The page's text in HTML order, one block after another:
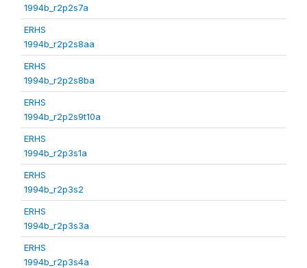
1994b_r2p2s7a
ERHS
1994b_r2p2s8aa
ERHS
1994b_r2p2s8ba
ERHS
1994b_r2p2s9t10a
ERHS
1994b_r2p3s1a
ERHS
1994b_r2p3s2
ERHS
1994b_r2p3s3a
ERHS
1994b_r2p3s4a